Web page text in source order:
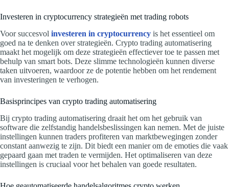
Investeren in cryptocurrency strategieën met trading robots
Voor succesvol investeren in cryptocurrency is het essentieel om
goed na te denken over strategieën. Crypto trading automatisering
maakt het mogelijk om deze strategieën effectiever toe te passen met
behulp van smart bots. Deze slimme technologieën kunnen diverse
taken uitvoeren, waardoor ze de potentie hebben om het rendement
van investeringen te verhogen.
Basisprincipes van crypto trading automatisering
Bij crypto trading automatisering draait het om het gebruik van
software die zelfstandig handelsbeslissingen kan nemen. Met de juiste
instellingen kunnen traders profiteren van marktbewegingen zonder
constant aanwezig te zijn. Dit biedt een manier om de emoties die vaak
gepaard gaan met traden te vermijden. Het optimaliseren van deze
instellingen is cruciaal voor het behalen van goede resultaten.